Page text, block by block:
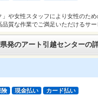
や女性スタッフにより女性のた
質な作業でご満足いただけるサー
発のアート引越センターの
険 現金払い カード払い